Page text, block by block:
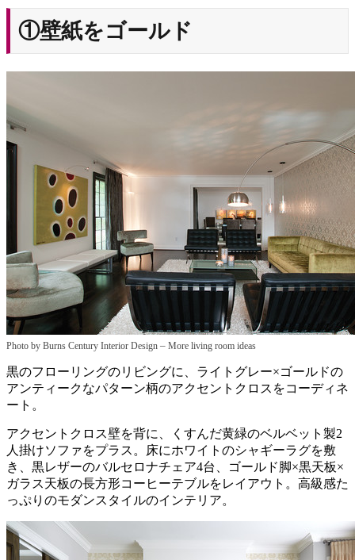
①壁紙をゴールド
Photo by Burns Century Interior Design – More living room ideas
黒のフローリングのリビングに、ライトグレー×ゴールドの
アンティークなパターン柄のアクセントクロスをコーディネ
ート。
アクセントクロス壁を背に、くすんだ黄緑のベルベット製2
人掛けソファをプラス。床にホワイトのシャギーラグを敷
き、黒レザーのバルセロナチェア4台、ゴールド脚×黒天板×
ガラス天板の長方形コーヒーテブルをレイアウト。高級感た
っぷりのモダンスタイルのインテリア。